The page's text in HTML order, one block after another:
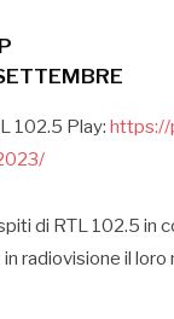
102.5 Play: https://
di RTL 102.5 in
radiovisione il